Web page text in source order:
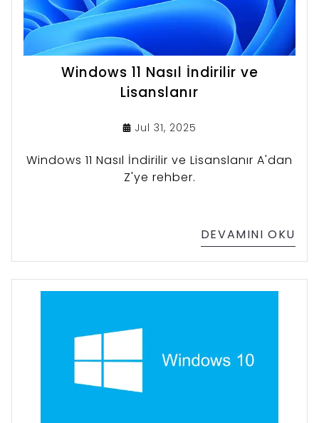
Windows 11 Nasıl İndirilir ve
Lisanslanır
Jul 31, 2025
Windows 11 Nasıl İndirilir ve Lisanslanır A'dan
Z'ye rehber.
DEVAMINI OKU